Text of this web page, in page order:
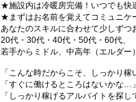
★施設内は冷暖房完備！いつでも快
★まずはお名前を覚えてコミュニケ
あなたのスキルに合わせて少しずつ
20代・30代・40代・50代・60代、
若手からミドル、中高年（エルダー
「こんな時だからこそ、しっかり稼
「すぐに働けるところはないかな…」
「しっかり稼げるアルバイトを探し